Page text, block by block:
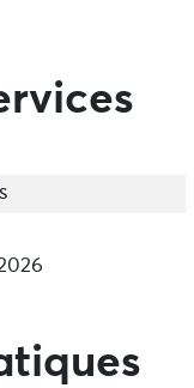
pour les
Il existe peu
peuvent
de Lampaul
de
de
être